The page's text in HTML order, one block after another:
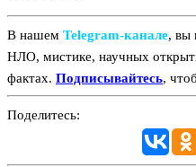
В нашем Telegram‑канале, вы
НЛО, мистике, научных
фактах. Подписывайтесь,
Поделитесь: